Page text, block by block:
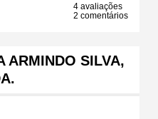
4 avaliações
2 comentários
ARMINDO SILVA,